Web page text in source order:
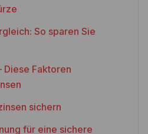
So sparen Sie
Diese Faktoren
sichern
für eine sichere